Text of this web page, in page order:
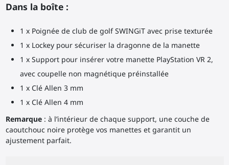
Dans la boîte :
1 x Poignée de club de golf SWINGiT avec prise texturée
1 x Lockey pour sécuriser la dragonne de la manette
1 x Support pour insérer votre manette PlayStation VR 2,
avec coupelle non magnétique préinstallée
1 x Clé Allen 3 mm
1 x Clé Allen 4 mm
Remarque: à l’intérieur de chaque support, une couche de
caoutchouc noire protège vos manettes et garantit un
ajustement parfait.